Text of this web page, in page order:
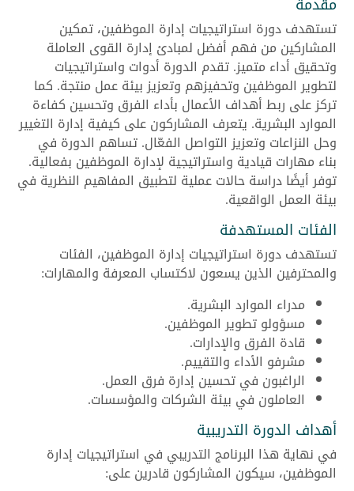
تستهدف دورة استراتيجيات إدارة الموظفين، تمكين
المشاركين من فهم أفضل لمبادئ إدارة القوى العاملة
وتحقيق أداء متميز. تقدم الدورة أدوات واستراتيجيات
لتطوير الموظفين وتحفيزهم وتعزيز بيئة عمل منتجة. كما
تركز على ربط أهداف الأعمال بأداء الفرق وتحسين كفاءة
الموارد البشرية. يتعرف المشاركون على كيفية إدارة التغيير
وحل النزاعات وتعزيز التواصل الفعّال. تساهم الدورة في
بناء مهارات قيادية واستراتيجية لإدارة الموظفين بفعالية.
توفر أيضًا دراسة حالات عملية لتطبيق المفاهيم النظرية في
بيئة العمل الواقعية.
الفئات المستهدفة
تستهدف دورة استراتيجيات إدارة الموظفين، الفئات
والمحترفين الذين يسعون لاكتساب المعرفة والمهارات:
مدراء الموارد البشرية.
مسؤولو تطوير الموظفين.
قادة الفرق والإدارات.
مشرفو الأداء والتقييم.
الراغبون في تحسين إدارة فرق العمل.
العاملون في بيئة الشركات والمؤسسات.
أهداف الدورة التدريبية
في نهاية هذا البرنامج التدريبي في استراتيجيات إدارة
الموظفين، سيكون المشاركون قادرين على: